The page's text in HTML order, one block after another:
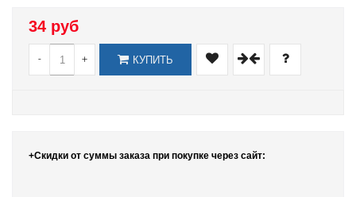
34 руб
- + КУПИТЬ
+Скидки от суммы заказа при покупке через сайт: